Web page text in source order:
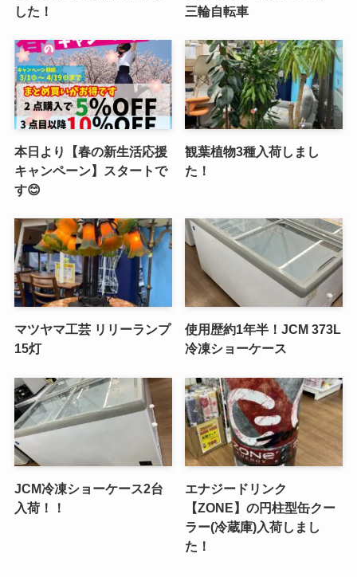
した！
三輪自転車
本日より【春の新生活応援
キャンペーン】スタートで
す😊
観葉植物3種入荷しまし
た！
マツヤマ工芸 リリーランプ
15灯
使用歴約1年半！JCM 373L
冷凍ショーケース
JCM冷凍ショーケース2台
入荷！！
エナジードリンク
【ZONE】の円柱型缶クー
ラー(冷蔵庫)入荷しまし
た！